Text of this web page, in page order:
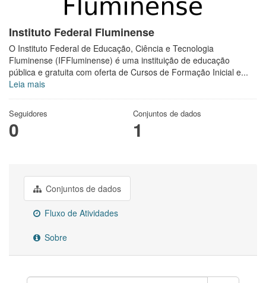
Instituto Federal Fluminense
O Instituto Federal de Educação, Ciência e Tecnologia
Fluminense (IFFluminense) é uma instituição de educação
pública e gratuita com oferta de Cursos de Formação Inicial e...
Leia mais
Seguidores
0
Conjuntos de dados
1
Conjuntos de dados
Fluxo de Atividades
Sobre